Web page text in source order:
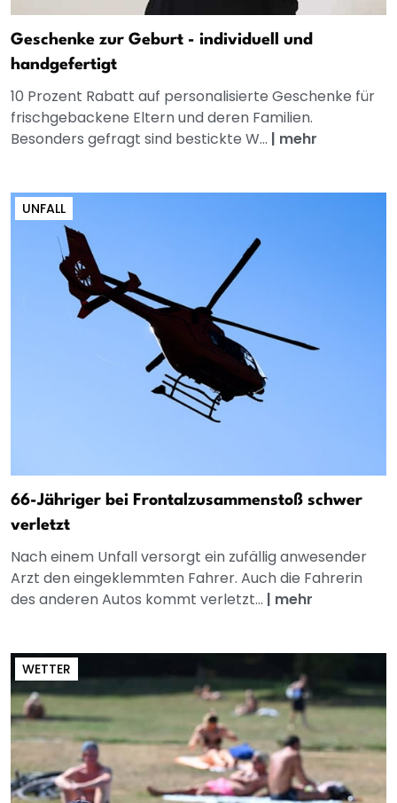
Geschenke zur Geburt - individuell und
handgefertigt
10 Prozent Rabatt auf personalisierte Geschenke für
frischgebackene Eltern und deren Familien.
Besonders gefragt sind bestickte W... | mehr
UNFALL
66-Jähriger bei Frontalzusammenstoß schwer
verletzt
Nach einem Unfall versorgt ein zufällig anwesender
Arzt den eingeklemmten Fahrer. Auch die Fahrerin
des anderen Autos kommt verletzt... | mehr
WETTER